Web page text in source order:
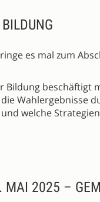
es mal zum
Bildung beschäftigt
Wahlergebnisse
welche
MAI 2025 –